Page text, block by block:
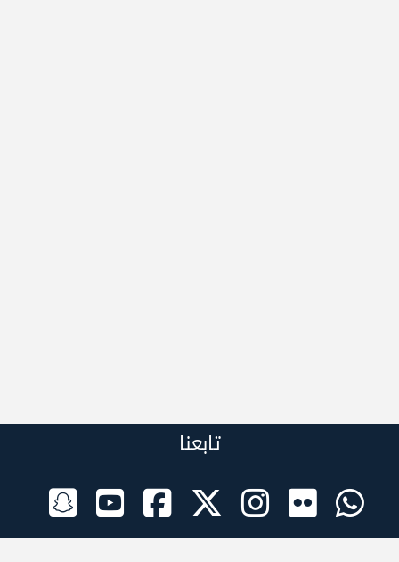
تابعنا